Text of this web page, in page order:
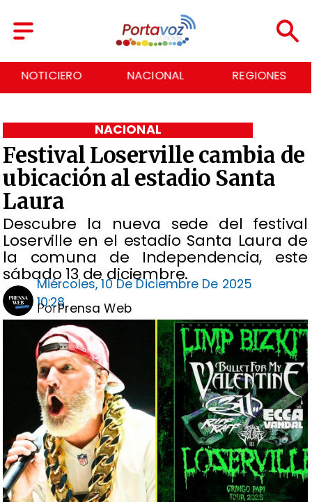
NOTICIERO NACIONAL REGIONES
Festival Loserville cambia de
ubicación al estadio Santa
Laura
Descubre la nueva sede del festival
Loserville en el estadio Santa Laura de
la comuna de Independencia, este
sábado 13 de diciembre.
NACIONAL
Miércoles, 10 De Diciembre De 2025
10:28Prensa Web
Por